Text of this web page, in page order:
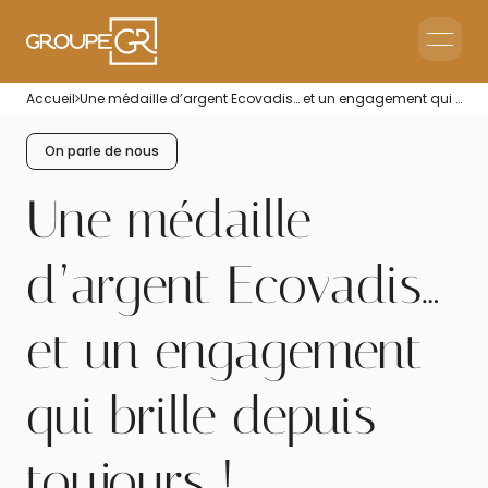
Le groupe GR
Accueil en Entreprise
Accueil Une médaille d’argent Ecovadis… et un engagement qui brille depuis toujours !
On parle de nous
Une médaille
d’argent Ecovadis…
et un engagement
qui brille depuis